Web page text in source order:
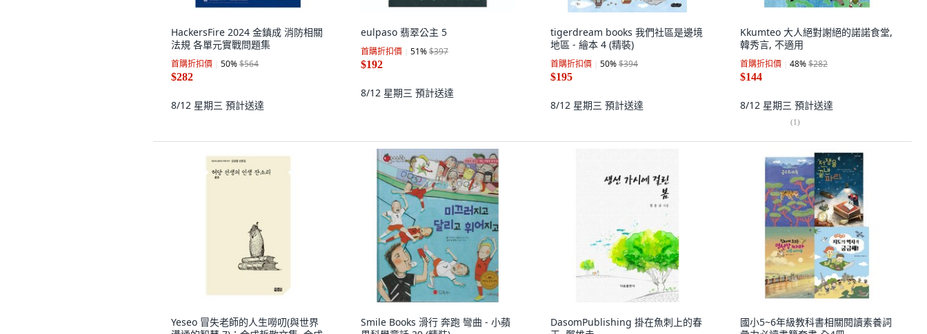
HackersFire 2024 金鎮成 消防相關
法規 各單元實戰問題集
首購折扣價 50%$564
$282
8/12 星期三 預計送達
eulpaso 翡翠公主 5
首購折扣價 51%$397
$192
8/12 星期三 預計送達
tigerdream books 我們社區是邊境
地區 - 繪本 4 (精裝)
首購折扣價 50%$394
$195
8/12 星期三 預計送達
Kkumteo 大人絕對謝絕的諾諾食堂,
韓秀言, 不適用
首購折扣價 48%$282
$144
8/12 星期三 預計送達
(1)
Yeseo 冒失老師的人生嘮叨(與世界
Smile Books 滑行 奔跑 彎曲 - 小蘋
DasomPublishing 掛在魚刺上的春
國小5~6年級教科書相關閱讀素養詞